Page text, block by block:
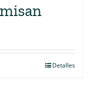
Detalles